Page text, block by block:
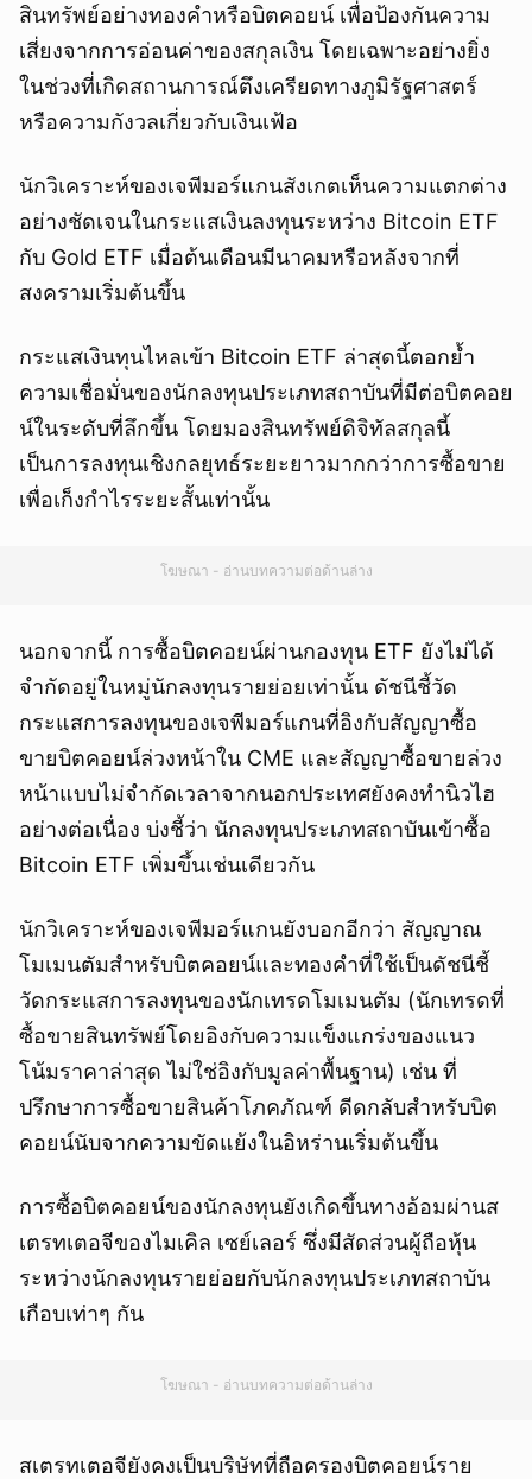
สินทรัพย์อย่างทองคำหรือบิตคอยน์ เพื่อป้องกันความ
เสี่ยงจากการอ่อนค่าของสกุลเงิน โดยเฉพาะอย่างยิ่ง
ในช่วงที่เกิดสถานการณ์ตึงเครียดทางภูมิรัฐศาสตร์
หรือความกังวลเกี่ยวกับเงินเฟ้อ
นักวิเคราะห์ของเจพีมอร์แกนสังเกตเห็นความแตกต่าง
อย่างชัดเจนในกระแสเงินลงทุนระหว่าง Bitcoin ETF
กับ Gold ETF เมื่อต้นเดือนมีนาคมหรือหลังจากที่
สงครามเริ่มต้นขึ้น
กระแสเงินทุนไหลเข้า Bitcoin ETF ล่าสุดนี้ตอกย้ำ
ความเชื่อมั่นของนักลงทุนประเภทสถาบันที่มีต่อบิตคอย
น์ในระดับที่ลึกขึ้น โดยมองสินทรัพย์ดิจิทัลสกุลนี้
เป็นการลงทุนเชิงกลยุทธ์ระยะยาวมากกว่าการซื้อขาย
เพื่อเก็งกำไรระยะสั้นเท่านั้น
โฆษณา - อ่านบทความต่อด้านล่าง
นอกจากนี้ การซื้อบิตคอยน์ผ่านกองทุน ETF ยังไม่ได้
จำกัดอยู่ในหมู่นักลงทุนรายย่อยเท่านั้น ดัชนีชี้วัด
กระแสการลงทุนของเจพีมอร์แกนที่อิงกับสัญญาซื้อ
ขายบิตคอยน์ล่วงหน้าใน CME และสัญญาซื้อขายล่วง
หน้าแบบไม่จำกัดเวลาจากนอกประเทศยังคงทำนิวไฮ
อย่างต่อเนื่อง บ่งชี้ว่า นักลงทุนประเภทสถาบันเข้าซื้อ
Bitcoin ETF เพิ่มขึ้นเช่นเดียวกัน
นักวิเคราะห์ของเจพีมอร์แกนยังบอกอีกว่า สัญญาณ
โมเมนตัมสำหรับบิตคอยน์และทองคำที่ใช้เป็นดัชนีชี้
วัดกระแสการลงทุนของนักเทรดโมเมนตัม (นักเทรดที่
ซื้อขายสินทรัพย์โดยอิงกับความแข็งแกร่งของแนว
โน้มราคาล่าสุด ไม่ใช่อิงกับมูลค่าพื้นฐาน) เช่น ที่
ปรึกษาการซื้อขายสินค้าโภคภัณฑ์ ดีดกลับสำหรับบิต
คอยน์นับจากความขัดแย้งในอิหร่านเริ่มต้นขึ้น
การซื้อบิตคอยน์ของนักลงทุนยังเกิดขึ้นทางอ้อมผ่านส
เตรทเตอจีของไมเคิล เซย์เลอร์ ซึ่งมีสัดส่วนผู้ถือหุ้น
ระหว่างนักลงทุนรายย่อยกับนักลงทุนประเภทสถาบัน
เกือบเท่าๆ กัน
โฆษณา - อ่านบทความต่อด้านล่าง
สเตรทเตอจียังคงเป็นบริษัทที่ถือครองบิตคอยน์ราย